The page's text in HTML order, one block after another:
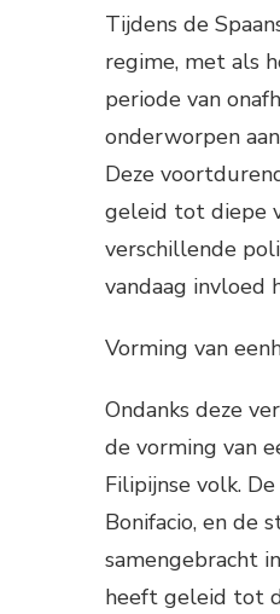
Tijdens de
regime, met als
periode van
onderworpen
Deze
geleid tot diepe
verschillende
vandaag invloed
Vorming van
Ondanks deze
de vorming van
Filipijnse volk.
Bonifacio, en de
samengebracht
heeft geleid tot